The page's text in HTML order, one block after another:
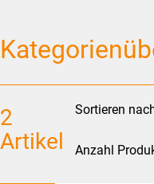
2
Artikel
Sortieren
Anzahl